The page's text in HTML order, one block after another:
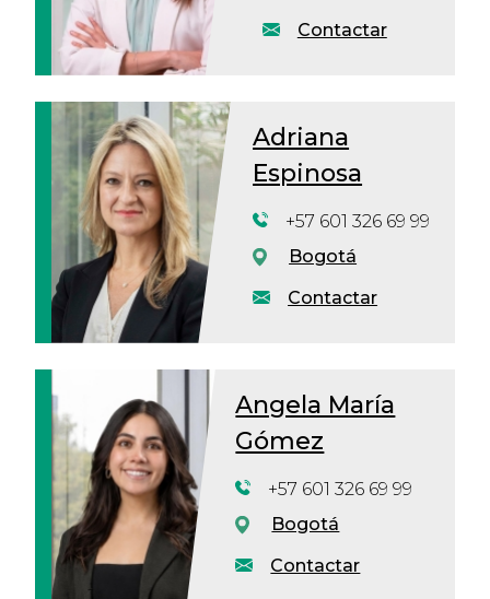
Contactar
Adriana
Espinosa
Contactar
+57 601 326 69 99
Bogotá
Angela María
Gómez
Contactar
+57 601 326 69 99
Bogotá